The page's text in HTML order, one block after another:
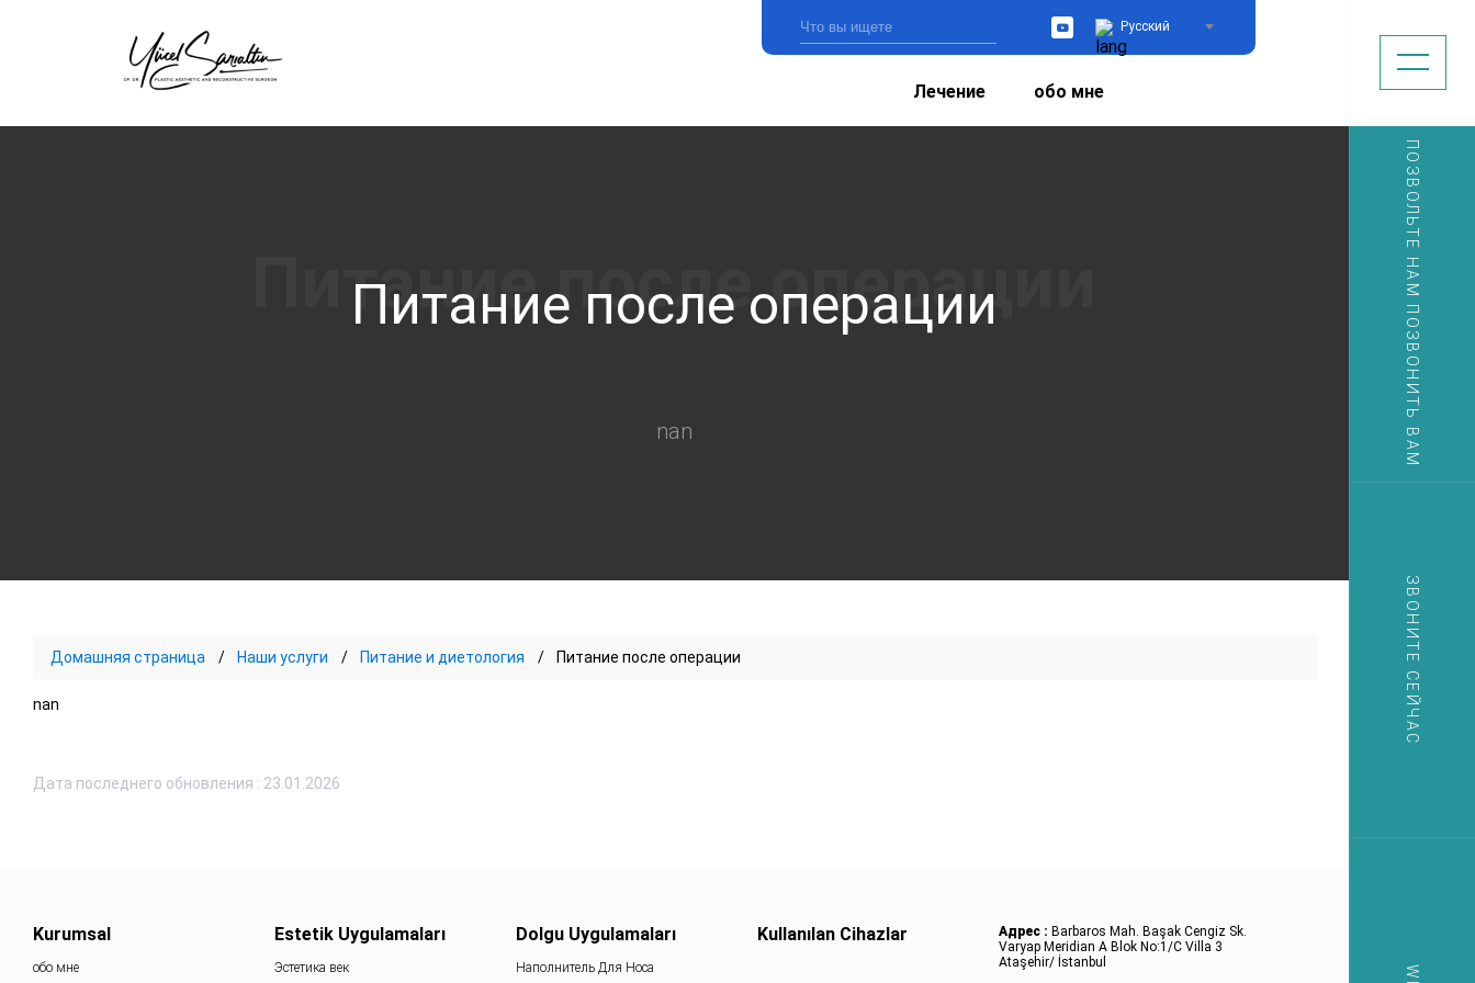
YouTubeРусский
Лечение обо мне
ПОЗВОЛЬТЕ НАМ ПОЗВОНИТЬ ВАМ
ЗВОНИТЕ СЕЙЧАС
Питание после операции
nan
Домашняя страница Наши услуги Питание и диетология Питание после операции
nan
Дата последнего обновления : 23.01.2026
Kurumsal
обо мне
Estetik Uygulamaları
Эстетика век
Dolgu Uygulamaları
Наполнитель Для Носа
Kullanılan Cihazlar Адрес : Barbaros Mah. Başak Cengiz Sk.
Varyap Meridian A Blok No:1/C Villa 3
Ataşehir/ İstanbul